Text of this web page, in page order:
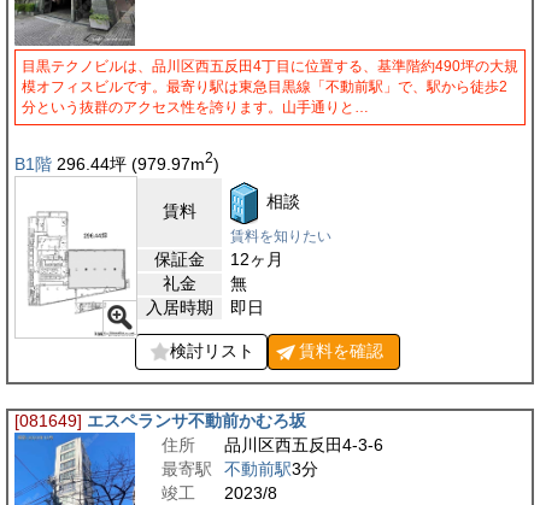
目黒テクノビルは、品川区西五反田4丁目に位置する、基準階約490坪の大規
模オフィスビルです。最寄り駅は東急目黒線「不動前駅」で、駅から徒歩2
分という抜群のアクセス性を誇ります。山手通りと…
B1階 296.44坪 (979.97m2)
賃料 相談
賃料を知りたい
保証金
12ヶ月
礼金
無
入居時期
即日
検討リスト 賃料を確認
[081649] エスペランサ不動前かむろ坂
住所
品川区西五反田4-3-6
最寄駅
不動前駅3分
竣工
2023/8